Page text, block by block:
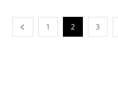
1 2 3